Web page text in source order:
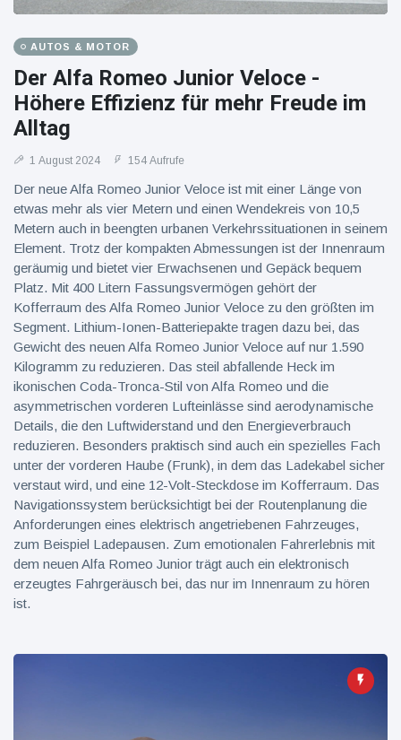
AUTOS & MOTOR
Der Alfa Romeo Junior Veloce -
Höhere Effizienz für mehr Freude im
Alltag
1 August 2024 154 Aufrufe
Der neue Alfa Romeo Junior Veloce ist mit einer Länge von
etwas mehr als vier Metern und einen Wendekreis von 10,5
Metern auch in beengten urbanen Verkehrssituationen in seinem
Element. Trotz der kompakten Abmessungen ist der Innenraum
geräumig und bietet vier Erwachsenen und Gepäck bequem
Platz. Mit 400 Litern Fassungsvermögen gehört der
Kofferraum des Alfa Romeo Junior Veloce zu den größten im
Segment. Lithium-Ionen-Batteriepakte tragen dazu bei, das
Gewicht des neuen Alfa Romeo Junior Veloce auf nur 1.590
Kilogramm zu reduzieren. Das steil abfallende Heck im
ikonischen Coda-Tronca-Stil von Alfa Romeo und die
asymmetrischen vorderen Lufteinlässe sind aerodynamische
Details, die den Luftwiderstand und den Energieverbrauch
reduzieren. Besonders praktisch sind auch ein spezielles Fach
unter der vorderen Haube (Frunk), in dem das Ladekabel sicher
verstaut wird, und eine 12-Volt-Steckdose im Kofferraum. Das
Navigationssystem berücksichtigt bei der Routenplanung die
Anforderungen eines elektrisch angetriebenen Fahrzeuges,
zum Beispiel Ladepausen. Zum emotionalen Fahrerlebnis mit
dem neuen Alfa Romeo Junior trägt auch ein elektronisch
erzeugtes Fahrgeräusch bei, das nur im Innenraum zu hören
ist.